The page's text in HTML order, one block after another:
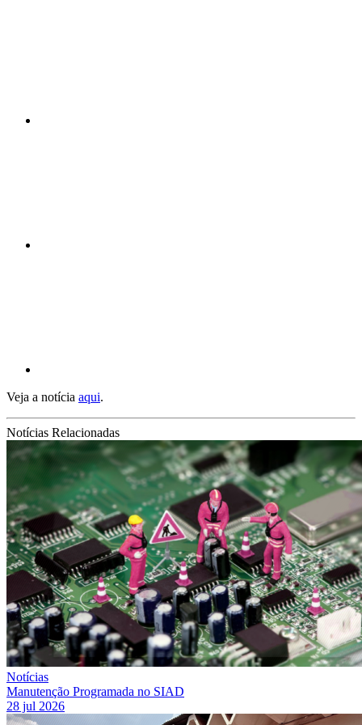
Veja a notícia aqui.
Notícias Relacionadas
Notícias
Manutenção Programada no SIAD
28 jul 2026